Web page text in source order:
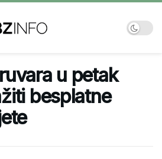
u petak
besplatne